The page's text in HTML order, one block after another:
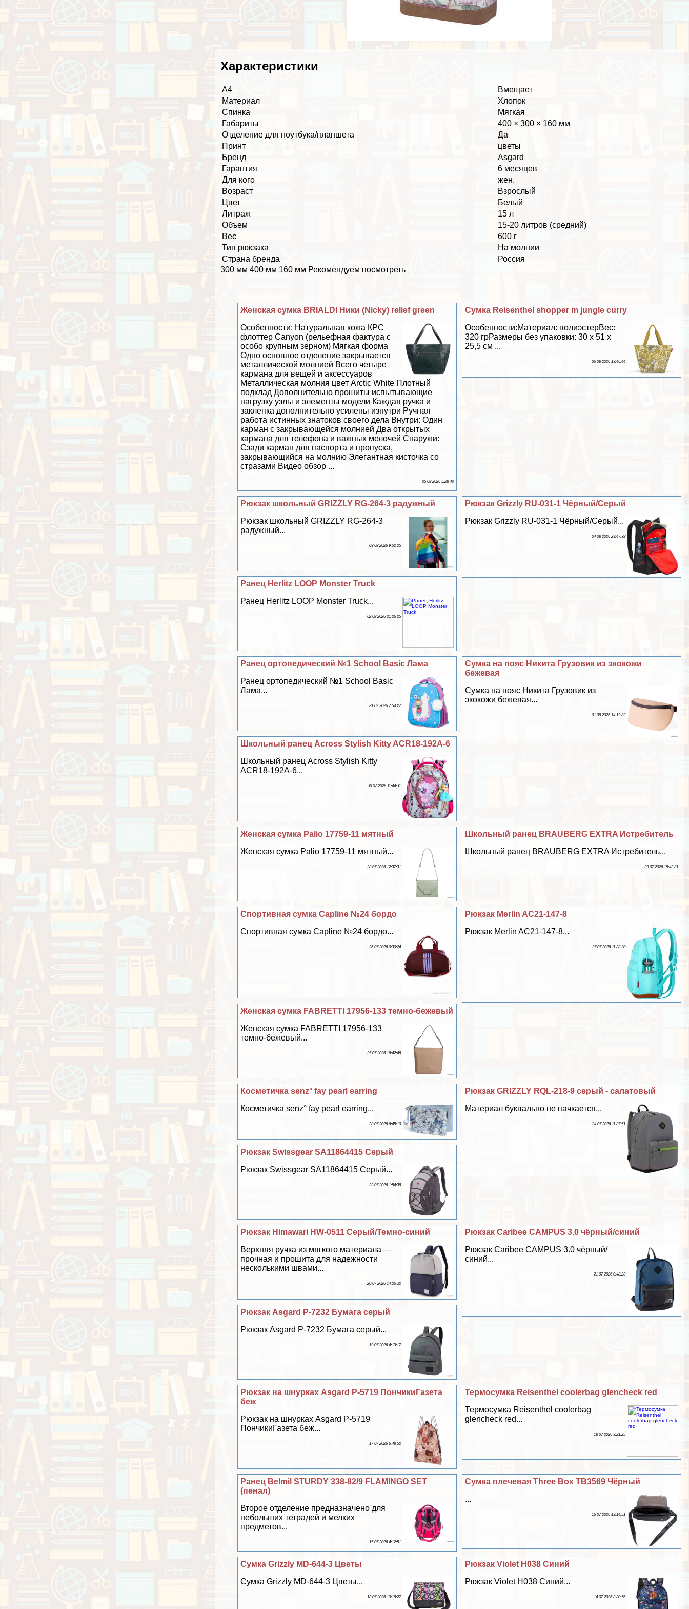
Хаpaктеристики
А4
Вмещает
Материал
Хлопок
Спинка
Мягкая
Габариты
400 × 300 × 160 мм
Отделение для ноутбука/планшета
Да
Принт
цветы
Бренд
Asgard
Гарантия
6 месяцев
Для кого
жен.
Возраст
Взрослый
Цвет
Белый
Литраж
15 л
Объем
15-20 литров (средний)
Вес
600 г
Тип рюкзака
На молнии
Страна бренда
Россия
300 мм 400 мм 160 мм Рекомендуем посмотреть
Сумка Reisenthel shopper m jungle curry
Особенности:Материал: полиэстерВес:
320 грРазмеры без упаковки: 30 х 51 х
25,5 см ...
06 08 2026 13:46:44
Женская сумка BRIALDI Ники (Nicky) relief green
Особенности: Натуральная кожа КРС
флоттер Canyon (рельефная фактура с
особо крупным зерном) Мягкая форма
Одно основное отделение закрывается
металлической молнией Всего четыре
кармана для вещей и аксессуаров
Металлическая молния цвет Arctic White Плотный
подклад Дополнительно прошиты испытывающие
нагрузку узлы и элементы модели Каждая ручка и
заклепка дополнительно усилены изнутри Ручная
работа истинных знатоков своего дела Внутри: Один
карман с закрывающейся молнией Два открытых
кармана для телефона и важных мелочей Снаружи:
Сзади карман для паспорта и пропуска,
закрывающийся на молнию Элегантная кисточка со
стразами Видео обзор ...
05 08 2026 5:28:40
Рюкзак Grizzly RU-031-1 Чёрный/Серый
Рюкзак Grizzly RU-031-1 Чёрный/Серый...
04 08 2026 23:47:38
Рюкзак школьный GRIZZLY RG-264-3 радужный
Рюкзак школьный GRIZZLY RG-264-3
радужный...
03 08 2026 9:52:25
Ранец Herlitz LOOP Monster Truck
Ранец Herlitz LOOP Monster Truck...
02 08 2026 21:26:25
Сумка на пояс Никита Грузовик из экокожи
бежевая
Сумка на пояс Никита Грузовик из
экокожи бежевая...
01 08 2026 14:19:32
Ранец ортопедический №1 School Basic Лама
Ранец ортопедический №1 School Basic
Лама...
31 07 2026 7:54:27
Школьный ранец Across Stylish Kitty ACR18-192A-6
Школьный ранец Across Stylish Kitty
ACR18-192A-6...
30 07 2026 11:44:31
Школьный ранец BRAUBERG EXTRA Истребитель
Школьный ранец BRAUBERG EXTRA Истребитель...
29 07 2026 18:42:31
Женская сумка Palio 17759-11 мятный
Женская сумка Palio 17759-11 мятный...
28 07 2026 12:37:31
Рюкзак Merlin AC21-147-8
Рюкзак Merlin AC21-147-8...
27 07 2026 11:33:20
Спортивная сумка Capline №24 бордо
Спортивная сумка Capline №24 бордо...
26 07 2026 0:30:24
Женская сумка FABRETTI 17956-133 темно-бежевый
Женская сумка FABRETTI 17956-133
темно-бежевый...
25 07 2026 16:42:46
Рюкзак GRIZZLY RQL-218-9 серый - салатовый
Материал буквально не пачкается...
24 07 2026 11:37:51
Косметичка senz° fay pearl earring
Косметичка senz° fay pearl earring...
23 07 2026 6:45:10
Рюкзак Swissgear SA11864415 Серый
Рюкзак Swissgear SA11864415 Серый...
22 07 2026 1:54:38
Рюкзак Caribee CAMPUS 3.0 чёрный/синий
Рюкзак Caribee CAMPUS 3.0 чёрный/
синий...
21 07 2026 0:48:23
Рюкзак Himawari HW-0511 Серый/Темно-синий
Верхняя ручка из мягкого материала —
прочная и прошита для надежности
несколькими швами...
20 07 2026 14:26:32
Рюкзак Asgard Р-7232 Бумага серый
Рюкзак Asgard Р-7232 Бумага серый...
19 07 2026 4:13:17
Термосумка Reisenthel coolerbag glencheck red
Термосумка Reisenthel coolerbag
glencheck red...
18 07 2026 9:21:25
Рюкзак на шнурках Asgard Р-5719 ПончикиГазета
беж
Рюкзак на шнурках Asgard Р-5719
ПончикиГазета беж...
17 07 2026 6:48:52
Сумка плечевая Three Box TB3569 Чёрный
...
16 07 2026 13:14:51
Ранец Belmil STURDY 338-82/9 FLAMINGO SET
(пенал)
Второе отделение предназначено для
небольших тетрадей и мелких
предметов...
15 07 2026 4:12:51
Рюкзак Violet H038 Синий
Рюкзак Violet H038 Синий...
14 07 2026 3:30:56
Сумка Grizzly MD-644-3 Цветы
Сумка Grizzly MD-644-3 Цветы...
13 07 2026 10:18:27